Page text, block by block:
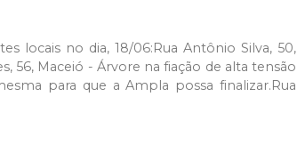
locais no dia, 18/06:Rua Antônio Silva, 50,
56, Maceió - Árvore na fiação de alta tensão
para que a Ampla possa finalizar.Rua